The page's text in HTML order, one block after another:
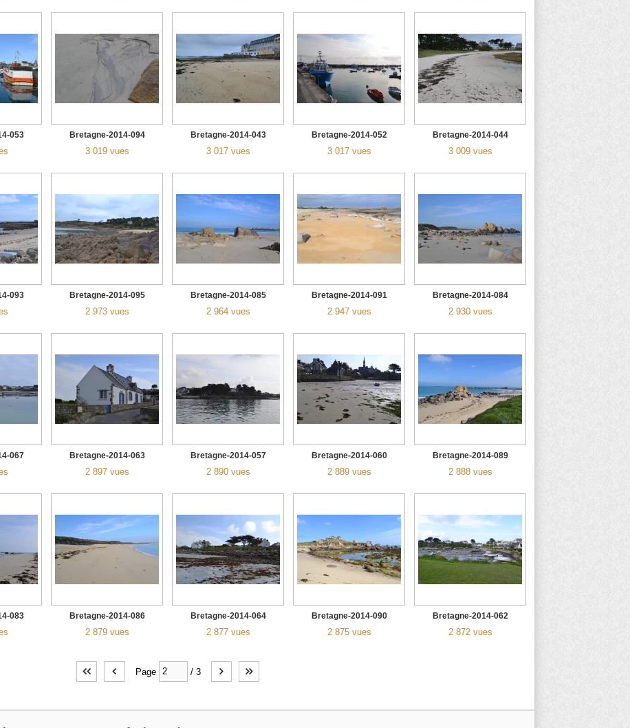
053 Bretagne-2014-094
3 019 vues
Bretagne-2014-043
3 017 vues
Bretagne-2014-052
3 017 vues
Bretagne-2014-044
3 009 vues
093 Bretagne-2014-095
2 973 vues
Bretagne-2014-085
2 964 vues
Bretagne-2014-091
2 947 vues
Bretagne-2014-084
2 930 vues
067 Bretagne-2014-063
2 897 vues
Bretagne-2014-057
2 890 vues
Bretagne-2014-060
2 889 vues
Bretagne-2014-089
2 888 vues
083 Bretagne-2014-086
2 879 vues
Bretagne-2014-064
2 877 vues
Bretagne-2014-090
2 875 vues
Bretagne-2014-062
2 872 vues
Page / 3